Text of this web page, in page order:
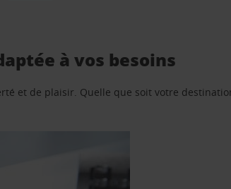
à vos besoins
et de plaisir. Quelle que soit votre